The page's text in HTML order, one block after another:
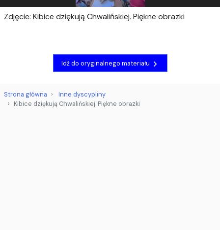
Zdjęcie: Kibice dziękują Chwalińskiej. Piękne obrazki
Idź do oryginalnego materiału
Strona główna
Inne dyscypliny
Kibice dziękują Chwalińskiej. Piękne obrazki